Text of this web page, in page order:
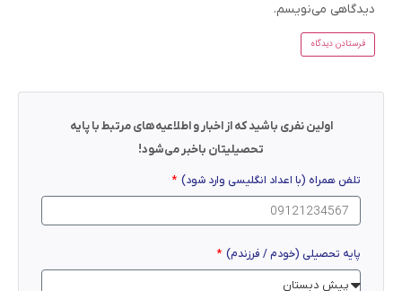
دیدگاهی می‌نویسم.
اولین نفری باشید که از اخبار و اطلاعیه‌های مرتبط با پایه
تحصیلیتان باخبر می‌شود!
تلفن همراه (با اعداد انگلیسی وارد شود)
پایه تحصیلی (خودم / فرزندم)